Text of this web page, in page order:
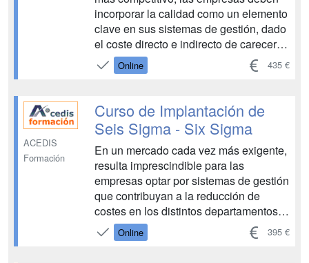
incorporar la calidad como un elemento
clave en sus sistemas de gestión, dado
el coste directo e indirecto de carecer
de ella, que puede llegar a representar
para hasta un 20% de la facturación de
en técnicas de prevención y mejora de
la...
Online 435 €
ACEDIS
Formación
Curso de Implantación de
Seis Sigma - Six Sigma
En un mercado cada vez más exigente,
resulta imprescindible para las
empresas optar por sistemas de gestión
que contribuyan a la reducción de
costes en los distintos departamentos
que las conforman, a fin de poder
ofrecer con ello productos de calidad a
Online 395 €